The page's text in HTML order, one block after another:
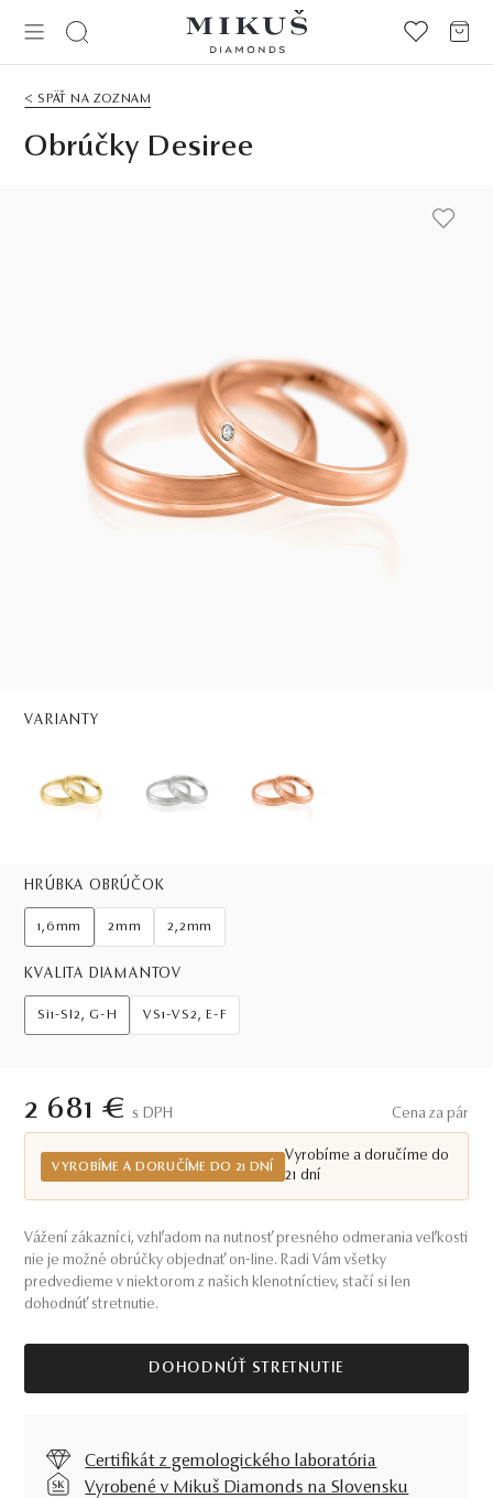
< SPÄŤ NA ZOZNAM
Obrúčky Desiree
VARIANTY
HRÚBKA OBRÚČOK
1,6mm 2mm 2,2mm
KVALITA DIAMANTOV
Si1-SI2, G-H VS1-VS2, E-F
2 681 € S DPH Cena za pár
VYROBÍME A DORUČÍME DO 21 DNÍ
Vyrobíme a doručíme do
21 dní
Vážení zákazníci, vzhľadom na nutnosť presného odmerania veľkosti
nie je možné obrúčky objednať on-line. Radi Vám všetky
predvedieme v niektorom z našich klenotníctiev, stačí si len
dohodnúť stretnutie.
DOHODNÚŤ STRETNUTIE
Certifikát z gemologického laboratória
Vyrobené v Mikuš Diamonds na Slovensku